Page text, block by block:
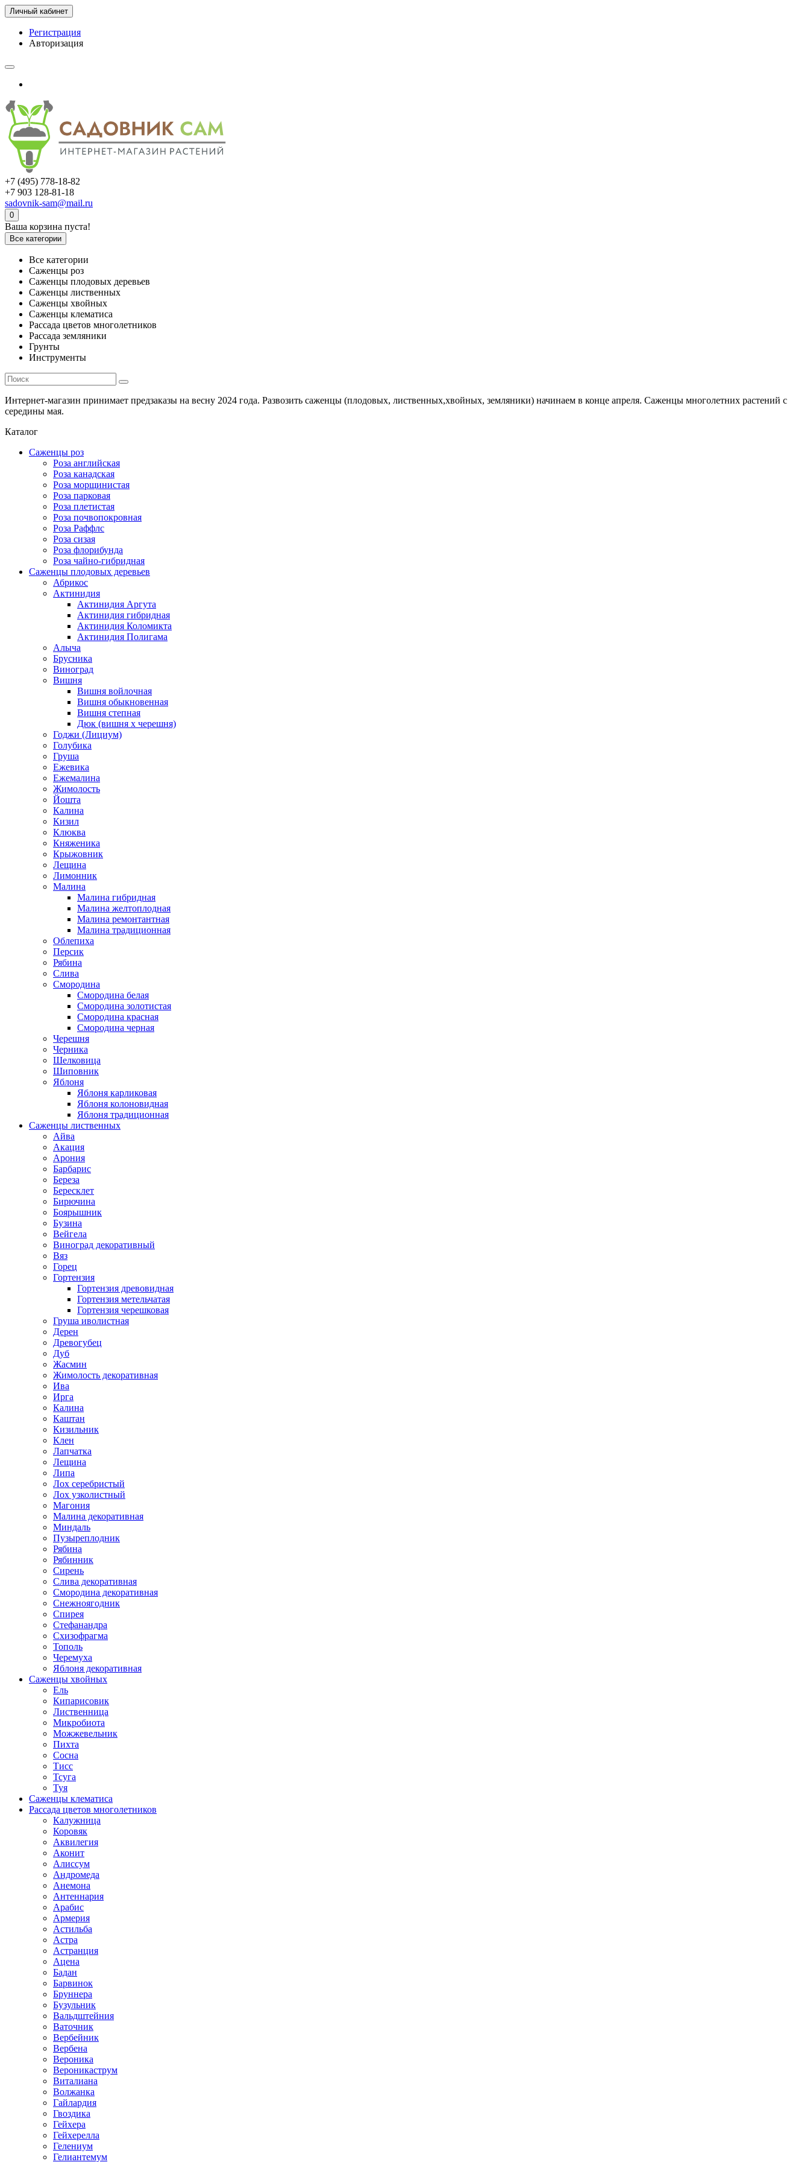
Личный кабинет
Регистрация
Авторизация
+7 (495) 778-18-82
+7 903 128-81-18
sadovnik-sam@mail.ru
0
Ваша корзина пуста!
Все категории
Все категории
Саженцы роз
Саженцы плодовых деревьев
Саженцы лиственных
Саженцы хвойных
Саженцы клематиса
Рассада цветов многолетников
Рассада земляники
Грунты
Инструменты
Интернет-магазин принимает предзаказы на весну 2024 года. Развозить саженцы (плодовых, лиственных,хвойных, земляники) начинаем в конце апреля. Саженцы многолетних растений с
середины мая.
Каталог
Саженцы роз
Роза английская
Роза канадская
Роза морщинистая
Роза парковая
Роза плетистая
Роза почвопокровная
Роза Раффлс
Роза сизая
Роза флорибунда
Роза чайно-гибридная
Саженцы плодовых деревьев
Абрикос
Актинидия
Актинидия Аргута
Актинидия гибридная
Актинидия Коломикта
Актинидия Полигама
Алыча
Брусника
Виноград
Вишня
Вишня войлочная
Вишня обыкновенная
Вишня степная
Дюк (вишня х черешня)
Годжи (Лициум)
Голубика
Груша
Ежевика
Ежемалина
Жимолость
Йошта
Калина
Кизил
Клюква
Княженика
Крыжовник
Лещина
Лимонник
Малина
Малина гибридная
Малина желтоплодная
Малина ремонтантная
Малина традиционная
Облепиха
Персик
Рябина
Слива
Смородина
Смородина белая
Смородина золотистая
Смородина красная
Смородина черная
Черешня
Черника
Шелковица
Шиповник
Яблоня
Яблоня карликовая
Яблоня колоновидная
Яблоня традиционная
Саженцы лиственных
Айва
Акация
Арония
Барбарис
Береза
Бересклет
Бирючина
Боярышник
Бузина
Вейгела
Виноград декоративный
Вяз
Горец
Гортензия
Гортензия древовидная
Гортензия метельчатая
Гортензия черешковая
Груша иволистная
Дерен
Древогубец
Дуб
Жасмин
Жимолость декоративная
Ива
Ирга
Калина
Каштан
Кизильник
Клен
Лапчатка
Лещина
Липа
Лох серебристый
Лох узколистный
Магония
Малина декоративная
Миндаль
Пузыреплодник
Рябина
Рябинник
Сирень
Слива декоративная
Смородина декоративная
Снежноягодник
Спирея
Стефанандра
Схизофрагма
Тополь
Черемуха
Яблоня декоративная
Саженцы хвойных
Ель
Кипарисовик
Лиственница
Микробиота
Можжевельник
Пихта
Сосна
Тисс
Тсуга
Туя
Саженцы клематиса
Рассада цветов многолетников
Калужница
Коровяк
Аквилегия
Аконит
Алиссум
Андромеда
Анемона
Антеннария
Арабис
Армерия
Астильба
Астра
Астранция
Ацена
Бадан
Барвинок
Бруннера
Бузульник
Вальдштейния
Ваточник
Вербейник
Вербена
Вероника
Вероникаструм
Виталиана
Волжанка
Гайлардия
Гвоздика
Гейхера
Гейхерелла
Гелениум
Гелиантемум